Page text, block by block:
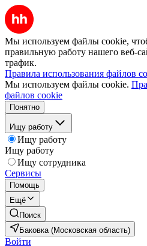
Мы используем файлы cookie,
правильную работу нашего веб-
трафик.
Правила использования файлов
Мы используем файлы cookie.
файлов cookie
Понятно
Ищу работу
Ищу работу
Ищу работу
Ищу сотрудника
Сервисы
Помощь
Ещё
Поиск
Баковка (Московская область)
Войти